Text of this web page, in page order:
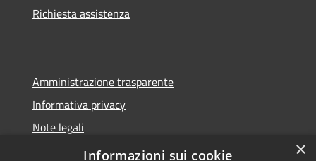
Richiesta assistenza
Amministrazione trasparente
Informativa privacy
Note legali
Dichiarazione di accessibilità
×
Informazioni sui cookie